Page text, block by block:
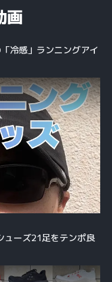
画
冷感」ランニングアイ
ューズ21足をテンポ良